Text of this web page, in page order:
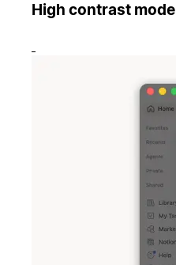
High contrast mode